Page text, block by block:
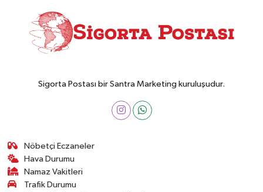
Sigorta Postası bir Santra Marketing kuruluşudur.
Nöbetçi Eczaneler
Hava Durumu
Namaz Vakitleri
Trafik Durumu